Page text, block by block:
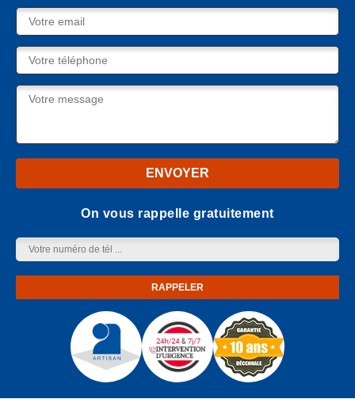
On vous rappelle gratuitement